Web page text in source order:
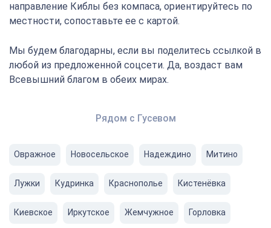
направление Киблы без компаса, ориентируйтесь по
местности, сопоставьте ее с картой.
Мы будем благодарны, если вы поделитесь ссылкой в
любой из предложенной соцсети. Да, воздаст вам
Всевышний благом в обеих мирах.
Рядом с Гусевом
Овражное Новосельское Надеждино Митино
Лужки Кудринка Краснополье Кистенёвка
Киевское Иркутское Жемчужное Горловка